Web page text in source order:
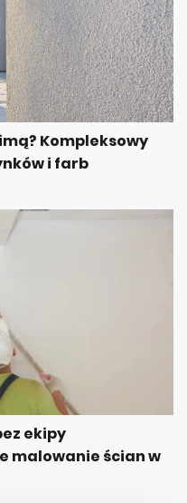
Kompleksowy
i farb
ekipy
ścian w